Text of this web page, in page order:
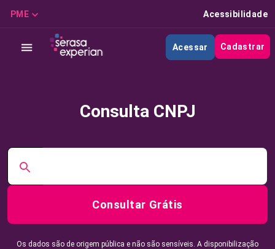
PME Acessibilidade
Acessar Cadastrar
Consulta CNPJ
Consultar Grátis
Os dados são de origem pública e não são sensíveis. A disponibilização